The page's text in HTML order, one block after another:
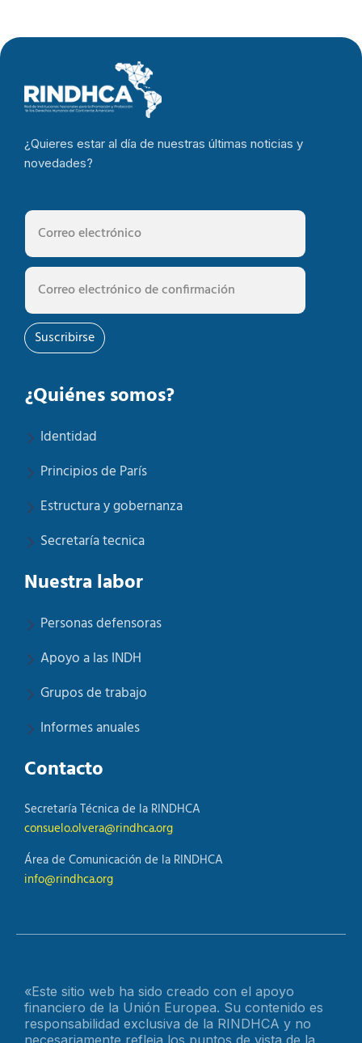
¿Quieres estar al día de nuestras últimas noticias y
novedades?
Suscribirse
¿Quiénes somos?
Identidad
Principios de París
Estructura y gobernanza
Secretaría tecnica
Nuestra labor
Personas defensoras
Apoyo a las INDH
Grupos de trabajo
Informes anuales
Contacto
Secretaría Técnica de la RINDHCA
consuelo.olvera@rindhca.org
Área de Comunicación de la RINDHCA
info@rindhca.org
«Este sitio web ha sido creado con el apoyo
financiero de la Unión Europea. Su contenido es
responsabilidad exclusiva de la RINDHCA y no